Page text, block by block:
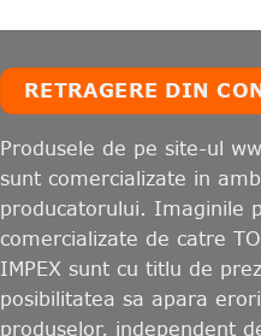
RETRAGERE DIN
Produsele de pe site-ul
sunt comercializate in
producatorului. Imaginile
comercializate de catre
IMPEX sunt cu titlu de
posibilitatea sa apara
produselor, independent